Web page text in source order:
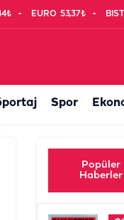
EURO 53,37₺ BIST
Spor
Popüler
Haberler